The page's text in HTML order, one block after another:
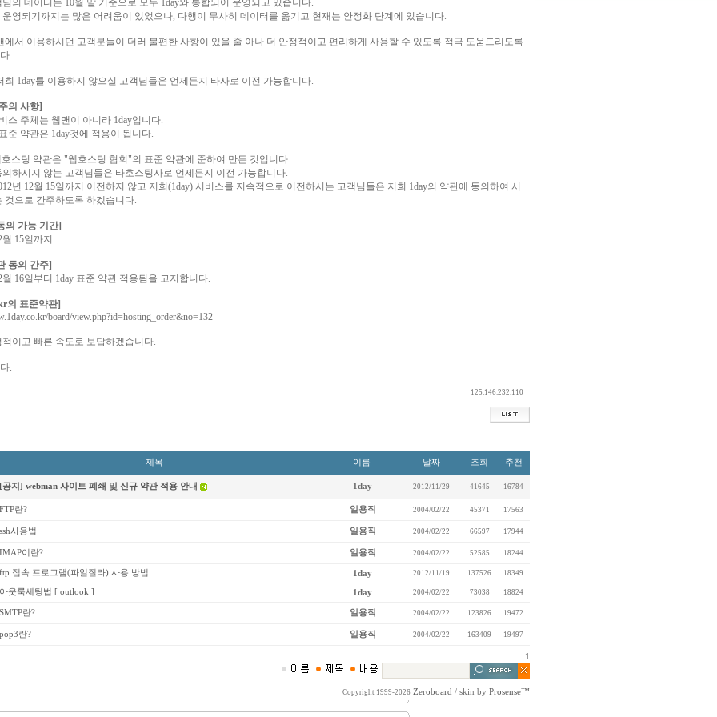
님의 데이터는 10월 말 기준으로 모두 1day와 통합되어 운영되고 있습니다.
운영되기까지는 많은 어려움이 있었으나, 다행이 무사히 데이터를 옮기고 현재는 안정화 단계에 있습니다.
에서 이용하시던 고객분들이 더러 불편한 사항이 있을 줄 아나 더 안정적이고 편리하게 사용할 수 있도록 적극 도움드리도록
.
희 1day를 이용하지 않으실 고객님들은 언제든지 타사로 이전 가능합니다.
의 사항]
스 주체는 웹맨이 아니라 1day입니다.
준 약관은 1day것에 적용이 됩니다.
호스팅 약관은 "웹호스팅 협회"의 표준 약관에 준하여 만든 것입니다.
의하시지 않는 고객님들은 타호스팅사로 언제든지 이전 가능합니다.
년 12월 15일까지 이전하지 않고 저희(1day) 서비스를 지속적으로 이전하시는 고객님들은 저희 1day의 약관에 동의하여 서
것으로 간주하도록 하겠습니다.
의 가능 기간]
15일까지
동의 간주]
월 16일부터 1day 표준 약관 적용됨을 고지합니다.
의 표준약관]
board/view.php?id=hosting_order&no=132
적이고 빠른 속도로 보답하겠습니다.
.
125.146.232.110
제목 이름 날짜 조회 추천
[공지] webman 사이트 폐쇄 및 신규 약관 적용 안내 1day 2012/11/29 41645 16784
FTP란? 일용직 2004/02/22 45371 17563
ssh사용법 일용직 2004/02/22 66597 17944
IMAP이란? 일용직 2004/02/22 52585 18244
ftp 접속 프로그램(파일질라) 사용 방법 1day 2012/11/19 137526 18349
아웃룩세팅법 [ outlook ] 1day 2004/02/22 73038 18824
SMTP란? 일용직 2004/02/22 123826 19472
pop3란? 일용직 2004/02/22 163409 19497
1
Copyright 1999-2026 Zeroboard / skin by Prosense™